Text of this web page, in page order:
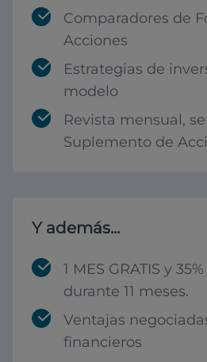
Comparadores de
Acciones
Estrategias de
modelo
Revista mensual,
Suplemento de
Y además...
1 MES GRATIS y
durante 11 meses.
Ventajas
financieros